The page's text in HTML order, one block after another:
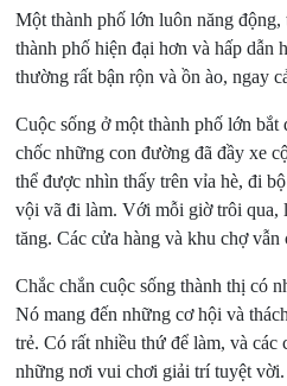
Một thành phố lớn luôn năng động,
thành phố hiện đại hơn và hấp dẫn
thường rất bận rộn và ồn ào, ngay
Cuộc sống ở một thành phố lớn bắt
chốc những con đường đã đầy xe
thể được nhìn thấy trên vỉa hè, đi
vội vã đi làm. Với mỗi giờ trôi qua,
tăng. Các cửa hàng và khu chợ
Chắc chắn cuộc sống thành thị có
Nó mang đến những cơ hội và
trẻ. Có rất nhiều thứ để làm, và các
những nơi vui chơi giải trí tuyệt